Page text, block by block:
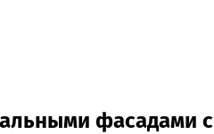
фасадами с